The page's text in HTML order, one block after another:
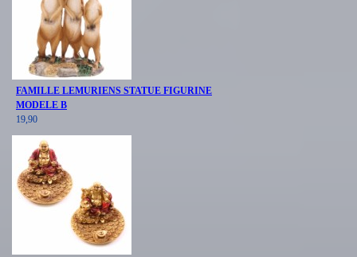
FAMILLE LEMURIENS STATUE FIGURINE
MODELE B
19,90